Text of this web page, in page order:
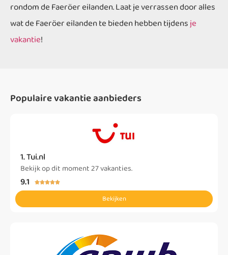
rondom de Faeröer eilanden. Laat je verrassen door alles
wat de Faeröer eilanden te bieden hebben tijdensje
vakantie!
Populaire vakantie aanbieders
1. Tui.nl
Bekijk op dit moment 27 vakanties.
9.1 
Bekijken